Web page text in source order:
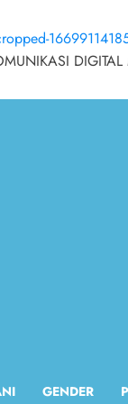
DIGITAL
GENDER